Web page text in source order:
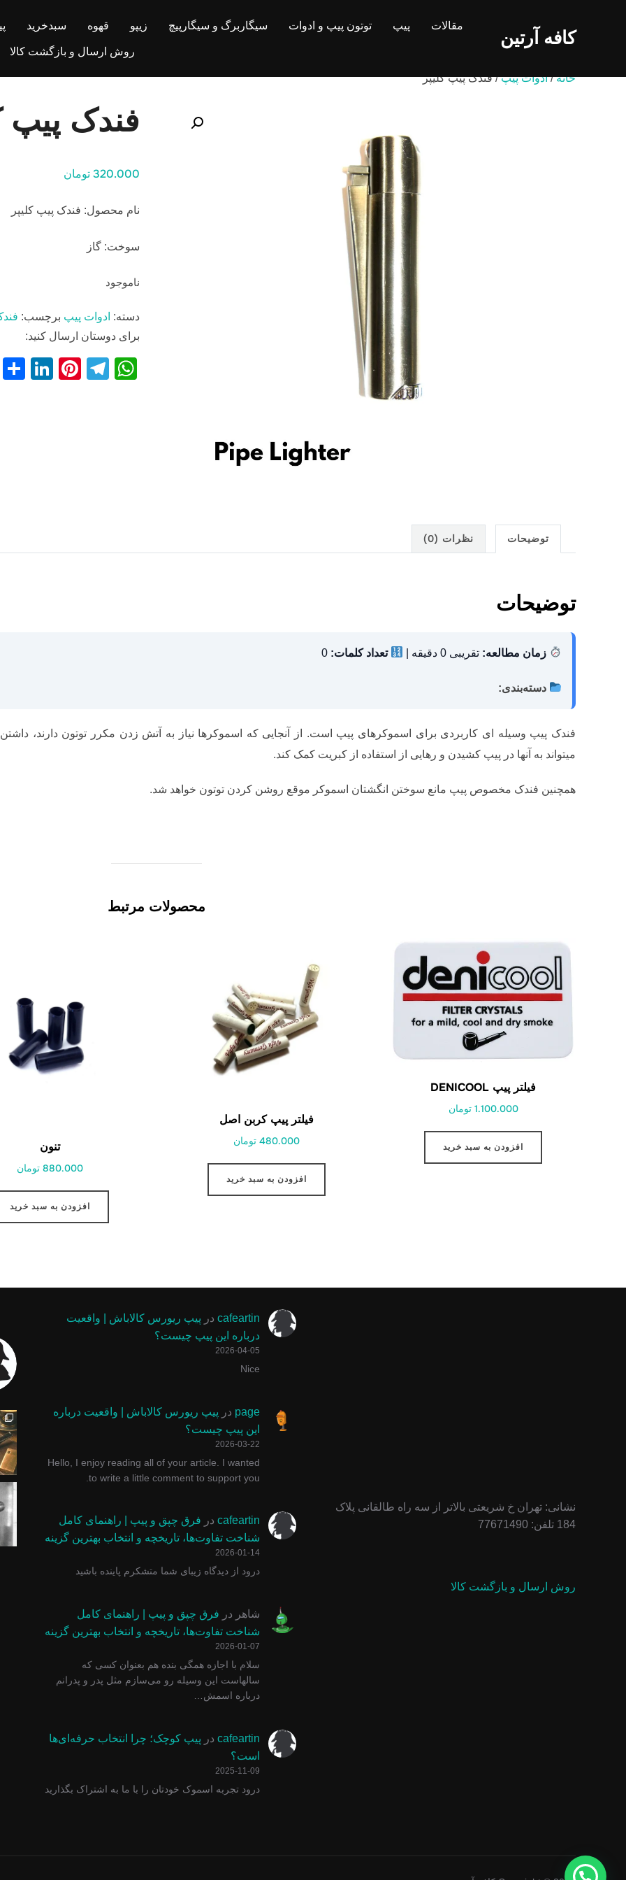
کافه آرتین
مقالات پیپ توتون پیپ و ادوات سیگاربرگ و سیگارپیچ زیپو قهوه سبدخرید
روش ارسال و بازگشت کالا
خانه/ادوات پیپ/ فندک پیپ کلیپر
فندک پیپ
320.000 تومان
نام محصول: فندک پیپ کلیپر
سوخت: گاز
ناموجود
دسته: ادوات پیپ برچسب:
برای دوستان ارسال کنید:
W
T
Pi
Li
توضیحات نظرات (0)
توضیحات
زمان مطالعه: تقریبی 0 دقیقه | تعداد کلمات: 0
دسته‌بندی:
فندک پیپ وسیله ای کاربردی برای اسموکرهای پیپ است. از آنجایی که اسموکرها نیاز به آتش زدن مکرر توتون دارند،
میتواند به آنها در پیپ کشیدن و رهایی از استفاده از کبریت کمک کند.
همچنین فندک مخصوص پیپ مانع سوختن انگشتان اسموکر موقع روشن کردن توتون خواهد شد.
محصولات مرتبط
فیلتر پیپ DENICOOL
1.100.000 تومان
افزودن به سبد خرید
فیلتر پیپ کربن اصل
480.000 تومان
افزودن به سبد خرید
تنون
880.000 تومان
افزودن به سبد خرید
نشانی: تهران خ شریعتی بالاتر از سه راه طالقانی پلاک
184 تلفن: 77671490
روش ارسال و بازگشت کالا
cafeartin در پیپ ریورس کالاباش | واقعیت
درباره این پیپ چیست؟
2026-04-05
Nice
page در پیپ ریورس کالاباش | واقعیت درباره
این پیپ چیست؟
2026-03-22
Hello, I enjoy reading all of your article. I wanted
to write a little comment to support you.
cafeartin در فرق چپق و پیپ | راهنمای کامل
شناخت تفاوت‌ها، تاریخچه و انتخاب بهترین گزینه
2026-01-14
درود از دیدگاه زیبای شما متشکرم پاینده باشید
شاهر در فرق چپق و پیپ | راهنمای کامل
شناخت تفاوت‌ها، تاریخچه و انتخاب بهترین گزینه
2026-01-07
سلام با اجازه همگی بنده هم بعنوان کسی که
سالهاست این وسیله رو می‌سازم مثل پدر و پدرانم
درباره اسمش…
cafeartin در پیپ کوچک؛ چرا انتخاب حرفه‌ای‌ها
است؟
2025-11-09
درود تجربه اسموک خودتان را با ما به اشتراک بگذارید
چوب سیگار ایتالیایی برابر گلد امکان استفاده از فیل
پیپ ولکانو یا آتشفشان یکی از خاص ترین
با پول زیاد وارد کسب و
یه عده
#پیپ #پیپ_دستساز #smokingpipe #pinocchiopipe #توتوپیپ گاسپارینی سری روستیک محصولی ناب و
پیپ مرشام یکی از خاصاگر روش